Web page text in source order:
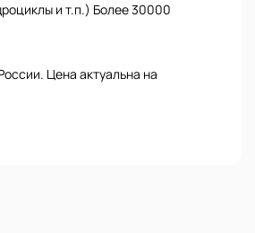
и т.п.) Более 30000
Цена актуальна на